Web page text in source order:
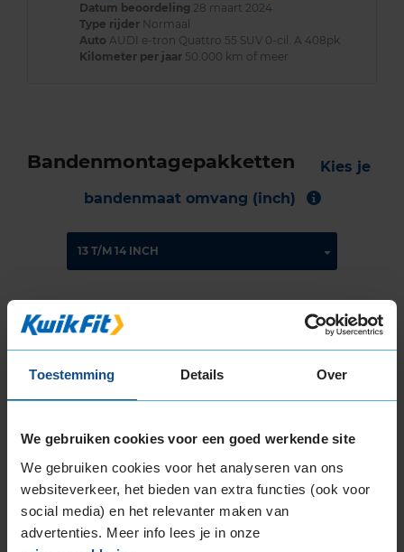
Toestemming Details Over
We gebruiken cookies voor een goed werkende site
We gebruiken cookies voor het analyseren van ons
websiteverkeer, het bieden van extra functies (ook voor
social media) en het relevanter maken van
advertenties. Meer info lees je in onze
Datum beoordeling 28 maart 2024
Type rijder Normaal
Auto AUDI e-tron Quattro 55 SUV 0-cil. A 408pk
Kilometer per jaar 50.000 km of meer
Bandenmontagepakketten
Kies je
bandenmaat omvang (inch)
Montage Veilig & Zeker
€ 40,-
Balanceren
Ventiel of TPMS service
Stikstof